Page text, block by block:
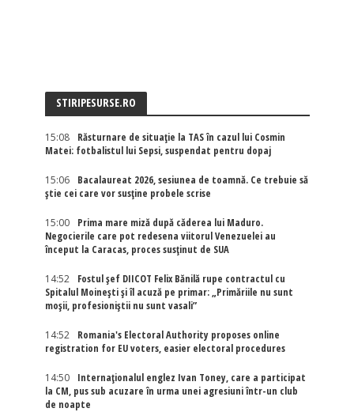
STIRIPESURSE.RO
15:08
Răsturnare de situație la TAS în cazul lui Cosmin
Matei: fotbalistul lui Sepsi, suspendat pentru dopaj
15:06
Bacalaureat 2026, sesiunea de toamnă. Ce trebuie să
știe cei care vor susține probele scrise
15:00
Prima mare miză după căderea lui Maduro.
Negocierile care pot redesena viitorul Venezuelei au
început la Caracas, proces susținut de SUA
14:52
Fostul șef DIICOT Felix Bănilă rupe contractul cu
Spitalul Moinești și îl acuză pe primar: „Primăriile nu sunt
moșii, profesioniștii nu sunt vasali”
14:52
Romania's Electoral Authority proposes online
registration for EU voters, easier electoral procedures
14:50
Internaţionalul englez Ivan Toney, care a participat
la CM, pus sub acuzare în urma unei agresiuni într-un club
de noapte